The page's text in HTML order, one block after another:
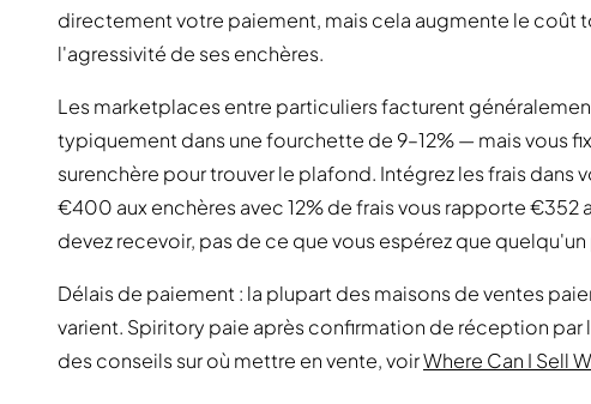
directement votre paiement, mais cela augmente le coût
l'agressivité de ses enchères.
Les marketplaces entre particuliers facturent
typiquement dans une fourchette de 9–12% — mais vous
surenchère pour trouver le plafond. Intégrez les frais dans
€400 aux enchères avec 12% de frais vous rapporte €352
devez recevoir, pas de ce que vous espérez que quelqu'un
Délais de paiement : la plupart des maisons de ventes
varient. Spiritory paie après confirmation de réception
des conseils sur où mettre en vente, voirWhere Can I Sell